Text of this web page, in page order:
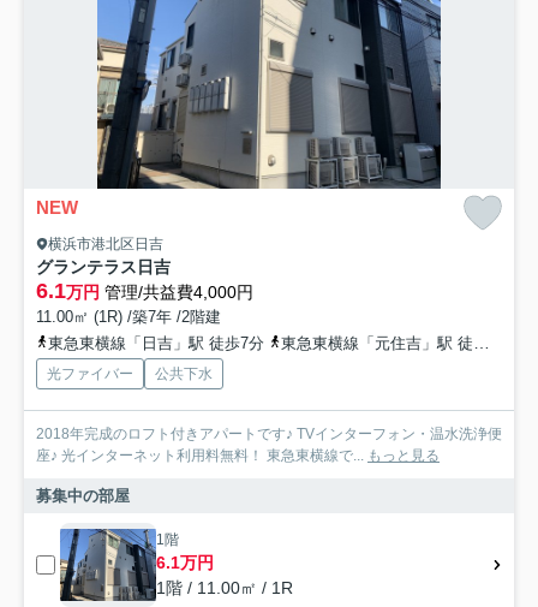
NEW
横浜市港北区日吉
グランテラス日吉
6.1万円 管理/共益費4,000円
11.00㎡ (1R) /築7年 /2階建
東急東横線「日吉」駅 徒歩7分
東急東横線「元住吉」駅 徒歩10分
光ファイバー 公共下水
2018年完成のロフト付きアパートです♪ TVインターフォン・温水洗浄便
座♪ 光インターネット利用料無料！ 東急東横線で... もっと見る
募集中の部屋
1階
6.1万円
1階 / 11.00㎡ / 1R